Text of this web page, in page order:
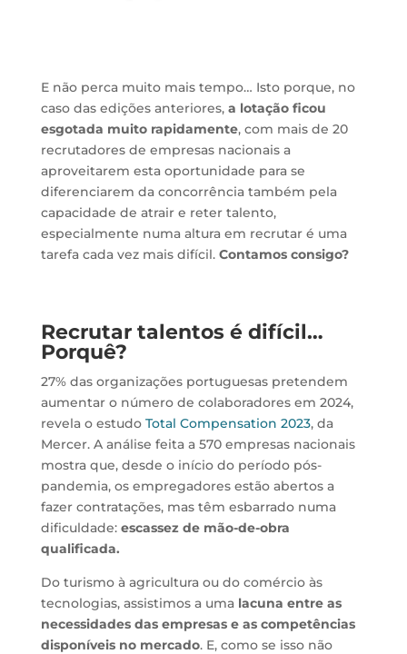
E não perca muito mais tempo… Isto porque, no
caso das edições anteriores, a lotação ficou
esgotada muito rapidamente, com mais de 20
recrutadores de empresas nacionais a
aproveitarem esta oportunidade para se
diferenciarem da concorrência também pela
capacidade de atrair e reter talento,
especialmente numa altura em recrutar é uma
tarefa cada vez mais difícil. Contamos consigo?
Recrutar talentos é difícil…
Porquê?
27% das organizações portuguesas pretendem
aumentar o número de colaboradores em 2024,
revela o estudo Total Compensation 2023, da
Mercer. A análise feita a 570 empresas nacionais
mostra que, desde o início do período pós-
pandemia, os empregadores estão abertos a
fazer contratações, mas têm esbarrado numa
dificuldade: escassez de mão-de-obra
qualificada.
Do turismo à agricultura ou do comércio às
tecnologias, assistimos a uma lacuna entre as
necessidades das empresas e as competências
disponíveis no mercado. E, como se isso não